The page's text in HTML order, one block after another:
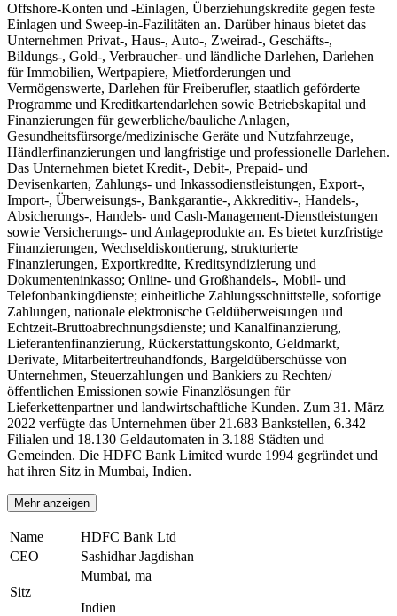
Offshore-Konten und -Einlagen, Überziehungskredite gegen feste
Einlagen und Sweep-in-Fazilitäten an. Darüber hinaus bietet das
Unternehmen Privat-, Haus-, Auto-, Zweirad-, Geschäfts-,
Bildungs-, Gold-, Verbraucher- und ländliche Darlehen, Darlehen
für Immobilien, Wertpapiere, Mietforderungen und
Vermögenswerte, Darlehen für Freiberufler, staatlich geförderte
Programme und Kreditkartendarlehen sowie Betriebskapital und
Finanzierungen für gewerbliche/bauliche Anlagen,
Gesundheitsfürsorge/medizinische Geräte und Nutzfahrzeuge,
Händlerfinanzierungen und langfristige und professionelle Darlehen.
Das Unternehmen bietet Kredit-, Debit-, Prepaid- und
Devisenkarten, Zahlungs- und Inkassodienstleistungen, Export-,
Import-, Überweisungs-, Bankgarantie-, Akkreditiv-, Handels-,
Absicherungs-, Handels- und Cash-Management-Dienstleistungen
sowie Versicherungs- und Anlageprodukte an. Es bietet kurzfristige
Finanzierungen, Wechseldiskontierung, strukturierte
Finanzierungen, Exportkredite, Kreditsyndizierung und
Dokumenteninkasso; Online- und Großhandels-, Mobil- und
Telefonbankingdienste; einheitliche Zahlungsschnittstelle, sofortige
Zahlungen, nationale elektronische Geldüberweisungen und
Echtzeit-Bruttoabrechnungsdienste; und Kanalfinanzierung,
Lieferantenfinanzierung, Rückerstattungskonto, Geldmarkt,
Derivate, Mitarbeitertreuhandfonds, Bargeldüberschüsse von
Unternehmen, Steuerzahlungen und Bankiers zu Rechten/
öffentlichen Emissionen sowie Finanzlösungen für
Lieferkettenpartner und landwirtschaftliche Kunden. Zum 31. März
2022 verfügte das Unternehmen über 21.683 Bankstellen, 6.342
Filialen und 18.130 Geldautomaten in 3.188 Städten und
Gemeinden. Die HDFC Bank Limited wurde 1994 gegründet und
hat ihren Sitz in Mumbai, Indien.
Mehr anzeigen
Name
HDFC Bank Ltd
CEO
Sashidhar Jagdishan
Sitz
Mumbai, ma
Indien